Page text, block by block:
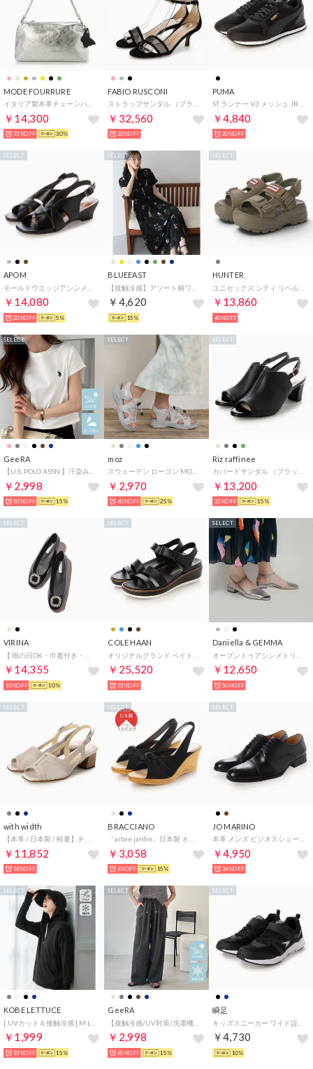
MODE FOURRURE
￥14,300
73%OFF 30%
FABIO RUSCONI
￥32,560
20%OFF
PUMA
￥4,840
20%OFF
APOM
￥14,080
SELECT
20%OFF 5%
BLUEEAST
￥4,620
SELECT
15%
HUNTER
ユニセックス シティ リベル ネオ レザー バックル サンダル （エナジークレイ）
￥13,860
SELECT
40%OFF
GeeRA
￥2,998
SELECT
50%OFF 15%
moz
￥2,970
SELECT
40%OFF 25%
Riz raffinee
￥13,200
SELECT
33%OFF 15%
VIRINA
￥14,355
SELECT
10%OFF 10%
COLE HAAN
￥25,520
SELECT
33%OFF
Daniella & GEMMA
￥12,650
SELECT
50%OFF
with width
￥11,852
SELECT
38%OFF
BRACCIANO
￥3,058
SELECT
6%OFF 15%
JO MARINO
￥4,950
SELECT
34%OFF
KOBE LETTUCE
￥1,999
SELECT
33%OFF 15%
GeeRA
￥2,998
SELECT
45%OFF 15%
瞬足
￥4,730
SELECT
10%